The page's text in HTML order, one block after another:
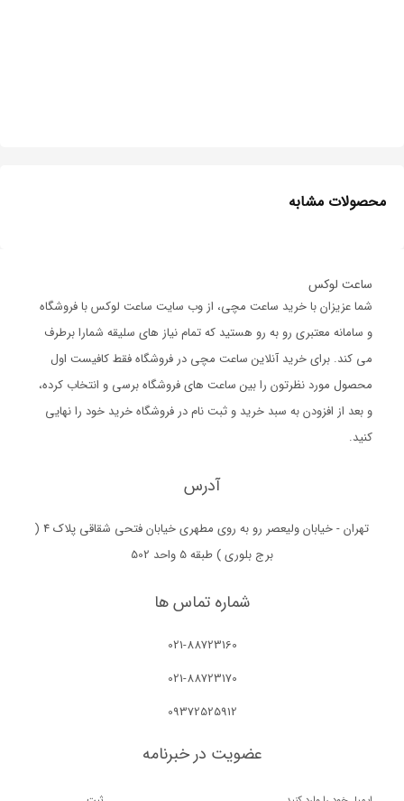
محصولات مشابه
ساعت لوکس
شما عزیزان با خرید ساعت مچی، از وب سایت ساعت لوکس با فروشگاه
و سامانه معتبری رو به رو هستید که تمام نیاز های سلیقه شمارا برطرف
می کند. برای خرید آنلاین ساعت مچی در فروشگاه فقط کافیست اول
محصول مورد نظرتون را بین ساعت های فروشگاه برسی و انتخاب کرده،
و بعد از افزودن به سبد خرید و ثبت نام در فروشگاه خرید خود را نهایی
کنید.
آدرس
تهران - خیابان ولیعصر رو به روی مطهری خیابان فتحی شقاقی پلاک 4 (
برج بلوری ) طبقه 5 واحد 502
شماره تماس ها
021-88723160
021-88723170
09372525912
عضویت در خبرنامه